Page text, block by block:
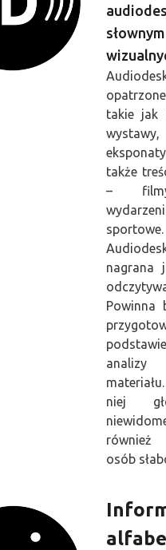
takie jak
także
–
sportowe.
nagrana
Powinna
analizy
niej
osób